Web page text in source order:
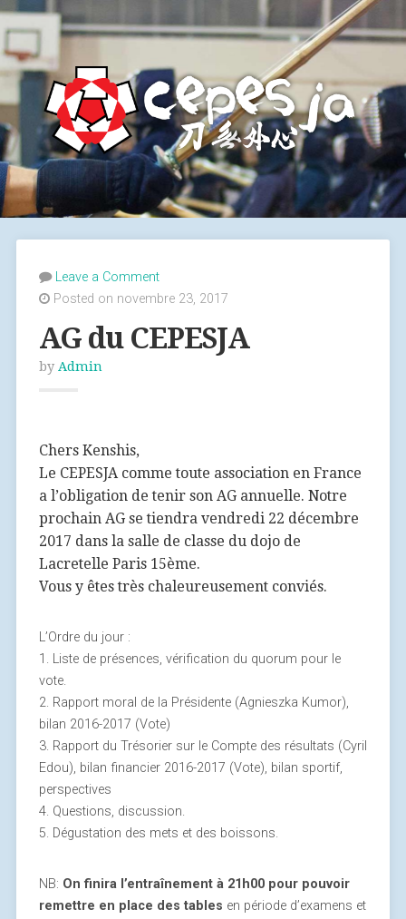
Leave a Comment
Posted on novembre 23, 2017
AG du CEPESJA
by Admin
Chers Kenshis,
Le CEPESJA comme toute association en France
a l’obligation de tenir son AG annuelle. Notre
prochain AG se tiendra vendredi 22 décembre
2017 dans la salle de classe du dojo de
Lacretelle Paris 15ème.
Vous y êtes très chaleureusement conviés.
L’Ordre du jour :
1. Liste de présences, vérification du quorum pour le
vote.
2. Rapport moral de la Présidente (Agnieszka Kumor),
bilan 2016-2017 (Vote)
3. Rapport du Trésorier sur le Compte des résultats (Cyril
Edou), bilan financier 2016-2017 (Vote), bilan sportif,
perspectives
4. Questions, discussion.
5. Dégustation des mets et des boissons.
NB: On finira l’entraînement à 21h00 pour pouvoir
remettre en place des tables en période d’examens et